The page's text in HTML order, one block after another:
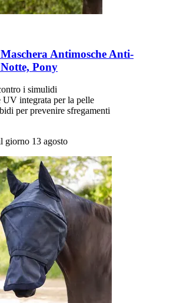
Maschera Antimosche Anti-​
Pony
i simulidi
UV integrata per la pelle
per prevenire sfregamenti
giorno 13 agosto